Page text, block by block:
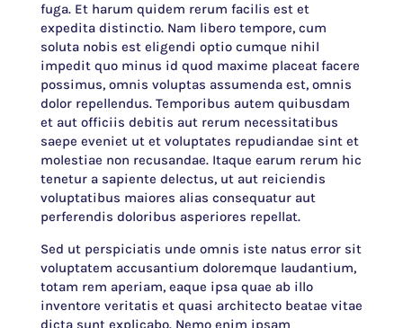
fuga. Et harum quidem rerum facilis est et
expedita distinctio. Nam libero tempore, cum
soluta nobis est eligendi optio cumque nihil
impedit quo minus id quod maxime placeat facere
possimus, omnis voluptas assumenda est, omnis
dolor repellendus. Temporibus autem quibusdam
et aut officiis debitis aut rerum necessitatibus
saepe eveniet ut et voluptates repudiandae sint et
molestiae non recusandae. Itaque earum rerum hic
tenetur a sapiente delectus, ut aut reiciendis
voluptatibus maiores alias consequatur aut
perferendis doloribus asperiores repellat.
Sed ut perspiciatis unde omnis iste natus error sit
voluptatem accusantium doloremque laudantium,
totam rem aperiam, eaque ipsa quae ab illo
inventore veritatis et quasi architecto beatae vitae
dicta sunt explicabo. Nemo enim ipsam